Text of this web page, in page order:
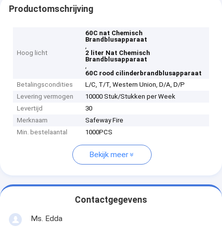
Productomschrijving
Hoog licht
60C nat Chemisch
Brandblusapparaat
,
2 liter Nat Chemisch
Brandblusapparaat
,
60C rood cilinderbrandblusapparaat
Betalingscondities
L/C, T/T, Western Union, D/A, D/P
Levering vermogen
10000 Stuk/Stukken per Week
Levertijd
30
Merknaam
Safeway Fire
Min. bestelaantal
1000PCS
Bekijk meer
Contactgegevens
Ms. Edda